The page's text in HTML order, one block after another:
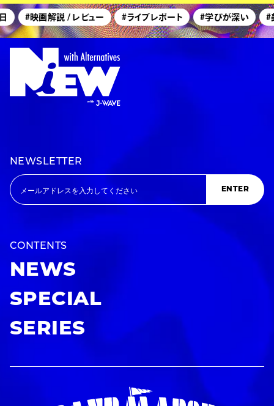
#映画解説 / レビュー #ライブレポート #学びが深い #
NEWSLETTER
ENTER
CONTENTS
NEWS
SPECIAL
SERIES